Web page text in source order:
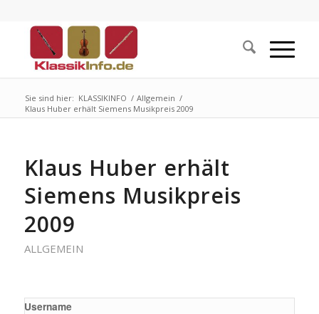
Sie sind hier: KLASSIKINFO / Allgemein /
Klaus Huber erhält Siemens Musikpreis 2009
Klaus Huber erhält
Siemens Musikpreis
2009
ALLGEMEIN
Username